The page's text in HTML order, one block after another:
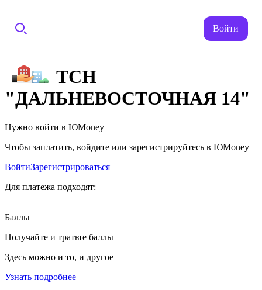
Войти
ТСН
"ДАЛЬНЕВОСТОЧНАЯ 14"
Нужно войти в ЮMoney
Чтобы заплатить, войдите или зарегистрируйтесь в ЮMoney
ВойтиЗарегистрироваться
Для платежа подходят:
Баллы
Получайте и тратьте баллы
Здесь можно и то, и другое
Узнать подробнее